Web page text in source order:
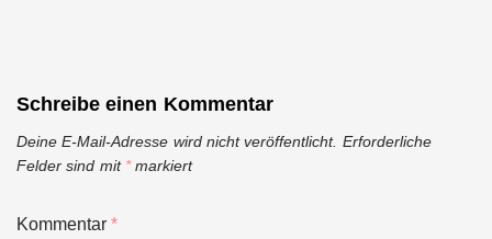
Schreibe einen Kommentar
Deine E-Mail-Adresse wird nicht veröffentlicht. Erforderliche
Felder sind mit *markiert
Kommentar*